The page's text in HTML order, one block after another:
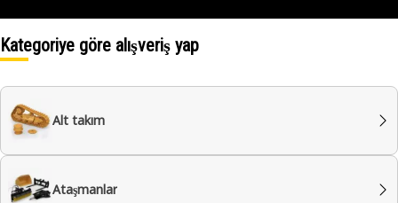
Kategoriye göre alışveriş yap
Alt takım
Ataşmanlar